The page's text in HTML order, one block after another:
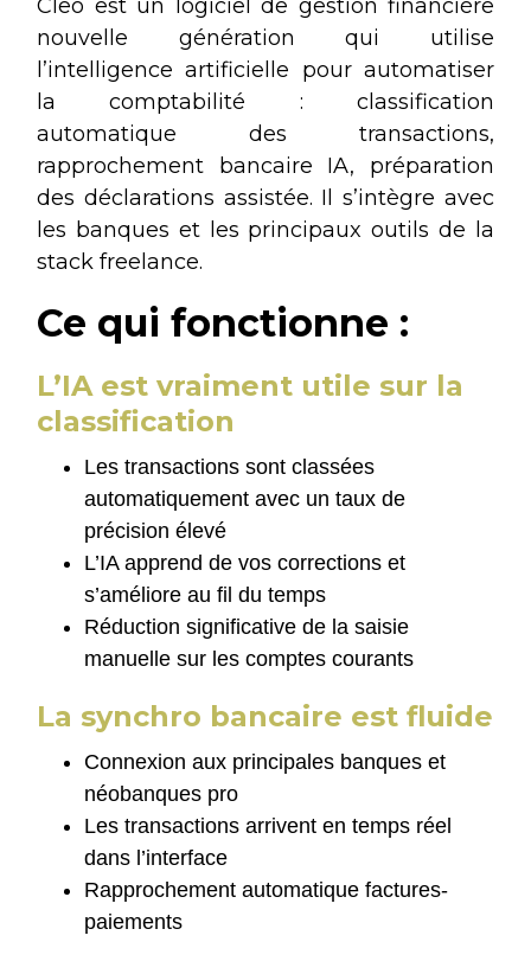
Cleo est un logiciel de gestion financière
nouvelle génération qui utilise
l’intelligence artificielle pour automatiser
la comptabilité : classification
automatique des transactions,
rapprochement bancaire IA, préparation
des déclarations assistée. Il s’intègre avec
les banques et les principaux outils de la
stack freelance.
Ce qui fonctionne :
L’IA est vraiment utile sur la
classification
Les transactions sont classées
automatiquement avec un taux de
précision élevé
L’IA apprend de vos corrections et
s’améliore au fil du temps
Réduction significative de la saisie
manuelle sur les comptes courants
La synchro bancaire est fluide
Connexion aux principales banques et
néobanques pro
Les transactions arrivent en temps réel
dans l’interface
Rapprochement automatique factures-
paiements